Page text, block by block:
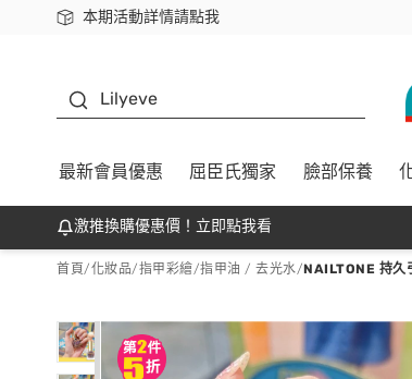
本期活動詳情請點我
下載app最高回饋$350
Lilyeve
最新會員優惠 屈臣氏獨家 臉部保養
激推換購優惠價！立即點我看
首頁/化妝品/指甲彩繪/指甲油 / 去光水/NAILTONE 持久